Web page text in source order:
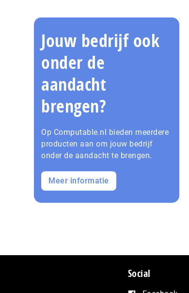
Jouw bedrijf ook
onder de
aandacht
brengen?
Op Computable.nl bieden meerdere
producten aan om jouw bedrijf
onder de aandacht te brengen.
Meer informatie
Social